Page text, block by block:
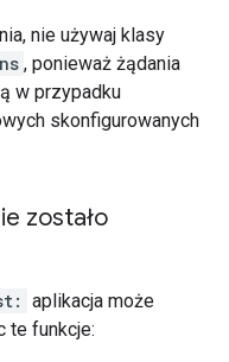
nie używaj klasy
, ponieważ żądania
w przypadku
skonfigurowanych
zostało
aplikacja może
te funkcje: